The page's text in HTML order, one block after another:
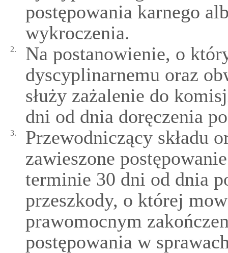
postępowania karnego
wykroczenia.
2.
Na postanowienie, o
dyscyplinarnemu oraz
służy zażalenie do
dni od dnia doręczenia
3.
Przewodniczący składu
zawieszone
terminie 30 dni od dnia
przeszkody, o której
prawomocnym
postępowania w